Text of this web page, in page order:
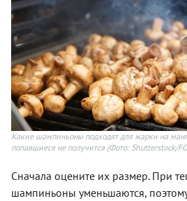
Какие шампиньоны подходят для жарки на
попавшиеся не получится (Фото: Shutterstock/
Сначала оцените их размер. При
шампиньоны уменьшаются, поэтому